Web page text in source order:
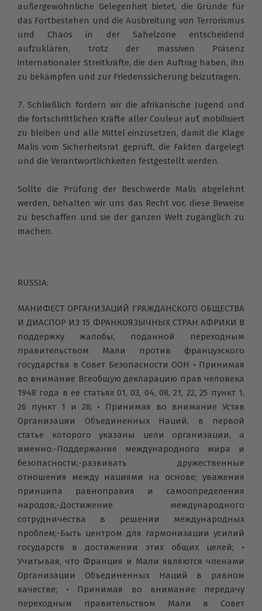
außergewöhnliche Gelegenheit bietet, die Gründe für
das Fortbestehen und die Ausbreitung von Terrorismus
und Chaos in der Sahelzone entscheidend
aufzuklären, trotz der massiven Präsenz
internationaler Streitkräfte, die den Auftrag haben, ihn
zu bekämpfen und zur Friedenssicherung beizutragen.
7. Schließlich fordern wir die afrikanische Jugend und
die fortschrittlichen Kräfte aller Couleur auf, mobilisiert
zu bleiben und alle Mittel einzusetzen, damit die Klage
Malis vom Sicherheitsrat geprüft, die Fakten dargelegt
und die Verantwortlichkeiten festgestellt werden.
Sollte die Prüfung der Beschwerde Malis abgelehnt
werden, behalten wir uns das Recht vor, diese Beweise
zu beschaffen und sie der ganzen Welt zugänglich zu
machen.
RUSSIA:
МАНИФЕСТ ОРГАНИЗАЦИЙ ГРАЖДАНСКОГО ОБЩЕСТВА
И ДИАСПОР ИЗ 15 ФРАНКОЯЗЫЧНЫХ СТРАН АФРИКИ В
поддержку жалобы, поданной переходным
правительством Мали против французского
государства в Совет Безопасности ООН • Принимая
во внимание Всеобщую декларацию прав человека
1948 года в ее статьях 01, 03, 04, 08, 21, 22, 25 пункт 1,
26 пункт 1 и 28; • Принимая во внимание Устав
Организации Объединенных Наций, в первой
статье которого указаны цели организации, а
именно:-Поддержание международного мира и
безопасности;-развивать дружественные
отношения между нациями на основе; уважения
принципа равноправия и самоопределения
народов;-Достижение международного
сотрудничества в решении международных
проблем;-Быть центром для гармонизации усилий
государств в достижении этих общих целей; •
Учитывая, что Франция и Мали являются членами
Организации Объединенных Наций в равном
качестве; • Принимая во внимание передачу
переходным правительством Мали в Совет